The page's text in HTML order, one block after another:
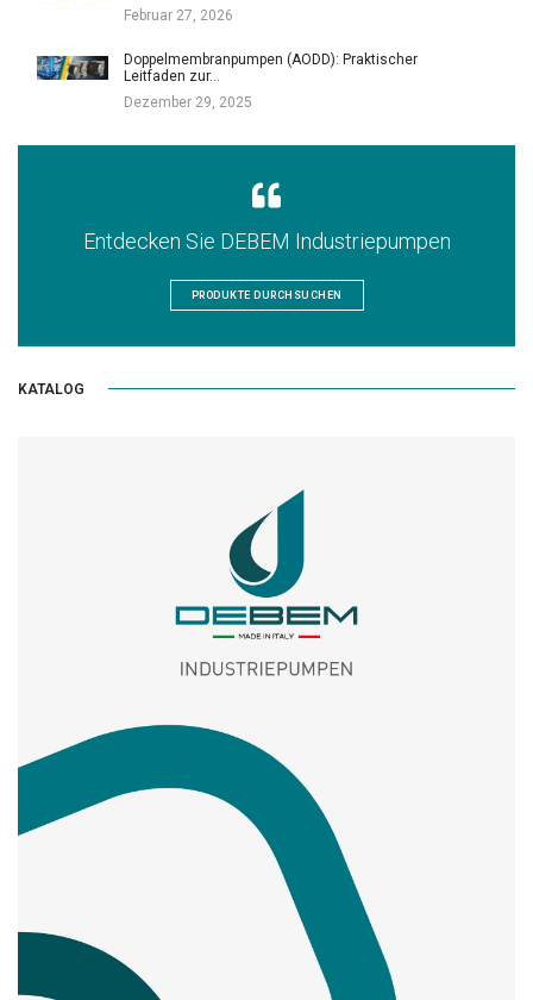
Februar 27, 2026
Doppelmembranpumpen (AODD): Praktischer
Leitfaden zur…
Dezember 29, 2025
Entdecken Sie DEBEM Industriepumpen
PRODUKTE DURCHSUCHEN
KATALOG